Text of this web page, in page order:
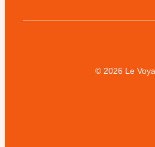
© 2026 Le